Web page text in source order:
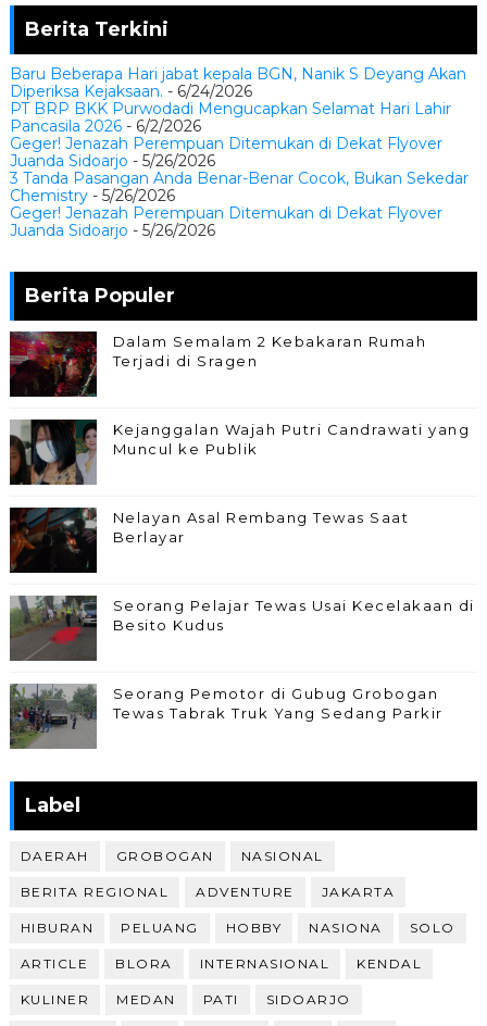
Berita Terkini
Baru Beberapa Hari jabat kepala BGN, Nanik S Deyang Akan
Diperiksa Kejaksaan. - 6/24/2026
PT BRP BKK Purwodadi Mengucapkan Selamat Hari Lahir
Pancasila 2026- 6/2/2026
Geger! Jenazah Perempuan Ditemukan di Dekat Flyover
Juanda Sidoarjo - 5/26/2026
3 Tanda Pasangan Anda Benar-Benar Cocok, Bukan Sekedar
Chemistry- 5/26/2026
Geger! Jenazah Perempuan Ditemukan di Dekat Flyover
Juanda Sidoarjo - 5/26/2026
Berita Populer
Dalam Semalam 2 Kebakaran Rumah
Terjadi di Sragen
Kejanggalan Wajah Putri Candrawati yang
Muncul ke Publik
Nelayan Asal Rembang Tewas Saat
Berlayar
Seorang Pelajar Tewas Usai Kecelakaan di
Besito Kudus
Seorang Pemotor di Gubug Grobogan
Tewas Tabrak Truk Yang Sedang Parkir
Label
DAERAH GROBOGAN NASIONAL
BERITA REGIONAL ADVENTURE JAKARTA
HIBURAN PELUANG HOBBY NASIONA SOLO
ARTICLE BLORA INTERNASIONAL KENDAL
KULINER MEDAN PATI SIDOARJO